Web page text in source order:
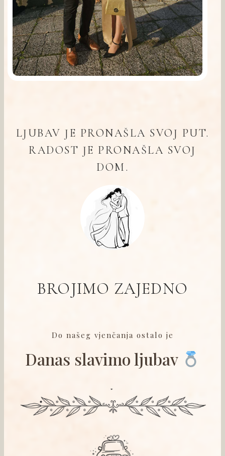
LJUBAV JE PRONAŠLA SVOJ PUT.
RADOST JE PRONAŠLA SVOJ
DOM.
BROJIMO ZAJEDNO
Do našeg vjenčanja ostalo je
Danas slavimo ljubav